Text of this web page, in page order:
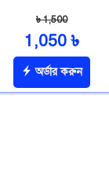
৳ 1,500
1,050 ৳
অর্ডার করুন